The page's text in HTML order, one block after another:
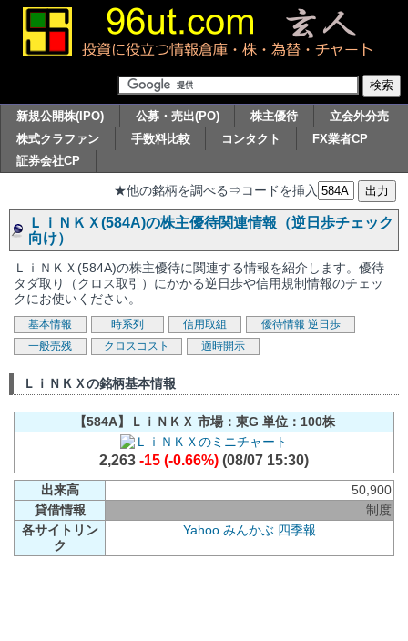
新規公開株(IPO) 公募・売出(PO) 株主優待
立会外分売
株式クラファン
手数料比較 コンタクト
FX業者CP
証券会社CP
★他の銘柄を調べる⇒コードを挿入
ＬｉＮＫＸ(584A)の株主優待関連情報（逆日歩チェック
向け）
ＬｉＮＫＸ(584A)の株主優待に関連する情報を紹介します。優待
タダ取り（クロス取引）にかかる逆日歩や信用規制情報のチェッ
クにお使いください。
基本情報 時系列 信用取組 優待情報 逆日歩
一般売残
クロスコスト 適時開示
ＬｉＮＫＸの銘柄基本情報
【584A】ＬｉＮＫＸ 市場：東G 単位：100株
2,263 -15 (-0.66%) (08/07 15:30)
出来高
50,900
貸借情報
制度
各サイトリン
ク
Yahoo みんかぶ 四季報